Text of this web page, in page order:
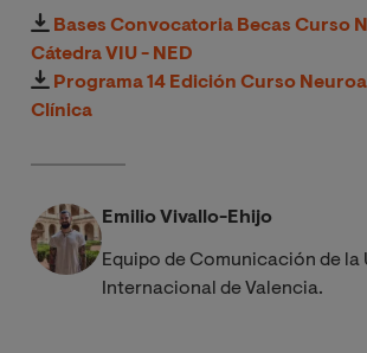
Bases Convocatoria Becas Curso
Cátedra VIU - NED
Programa 14 Edición Curso
Clínica
Emilio Vivallo-Ehijo
Equipo de Comunicación de la
Internacional de Valencia.